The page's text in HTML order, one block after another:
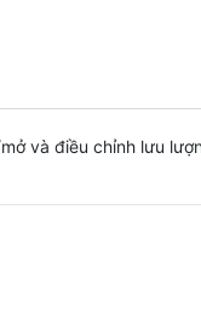
và điều chỉnh lưu